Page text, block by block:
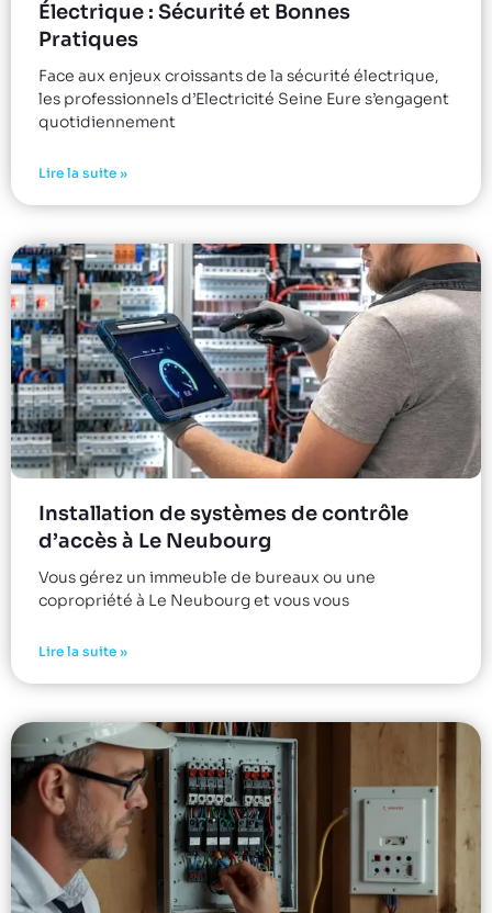
Électrique : Sécurité et Bonnes
Pratiques
Face aux enjeux croissants de la sécurité électrique,
les professionnels d’Electricité Seine Eure s’engagent
quotidiennement
Lire la suite »
Installation de systèmes de contrôle
d’accès à Le Neubourg
Vous gérez un immeuble de bureaux ou une
copropriété à Le Neubourg et vous vous
Lire la suite »